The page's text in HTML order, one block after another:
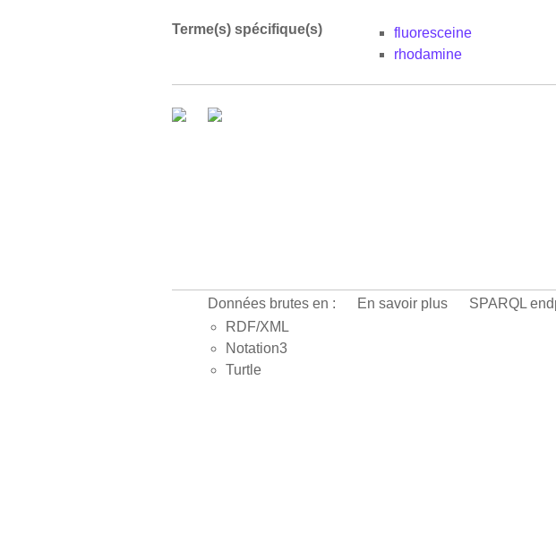
Terme(s) spécifique(s)
fluoresceine
rhodamine
Données brutes en :
RDF/XML
Notation3
Turtle
En savoir plus SPARQL